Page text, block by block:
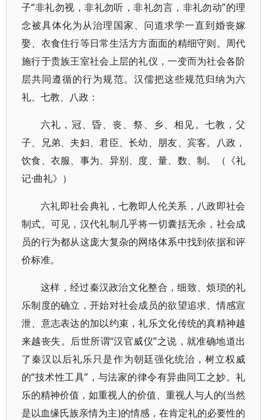
子“非礼勿视，非礼勿听，非礼勿言，非礼勿动”的理
念被具体化为从治理国家、问道求学一直到婚丧嫁
娶、衣食住行等日常生活方方面面的精细守则。周代
施行于贵族王室社会上层的礼仪，一变而为社会各阶
层共同遵循的行为规范。汉儒把这些规范归纳为六
礼、七教、八政：
六礼，冠、昏、丧、祭、乡、相见。七教，父
子、兄弟、夫妇、君臣、长幼、朋友、宾客。八政，
饮食、衣服、事为、异别、度、量、数、制。（《礼
记·曲礼》）
六礼即社会典礼，七教即人伦关系，八政即社会
制式。可见，汉代礼制几乎将一切囊括无余，社会成
员的行为都从这庞大复杂的网络体系中找到依据和评
价标准。
这样，经过秦汉政治文化整合，细致、烦琐的礼
乐制度的确立，开始对社会成员的欲望追求、情感宣
泄、意志表达的加以约束，礼乐文化传统的真精神越
来越丧失。后世所谓“汉官威仪”之说，就准确地道出
了秦汉以后礼乐只是作为朝廷强化统治，树立权威
的“技术性工具”，与法家的律令有异曲同工之妙。礼
乐的精神价值，如重视人的价值、重视人与人的(当然
是以血缘氏族亲情为主)的情感，在肯定礼的必要性的